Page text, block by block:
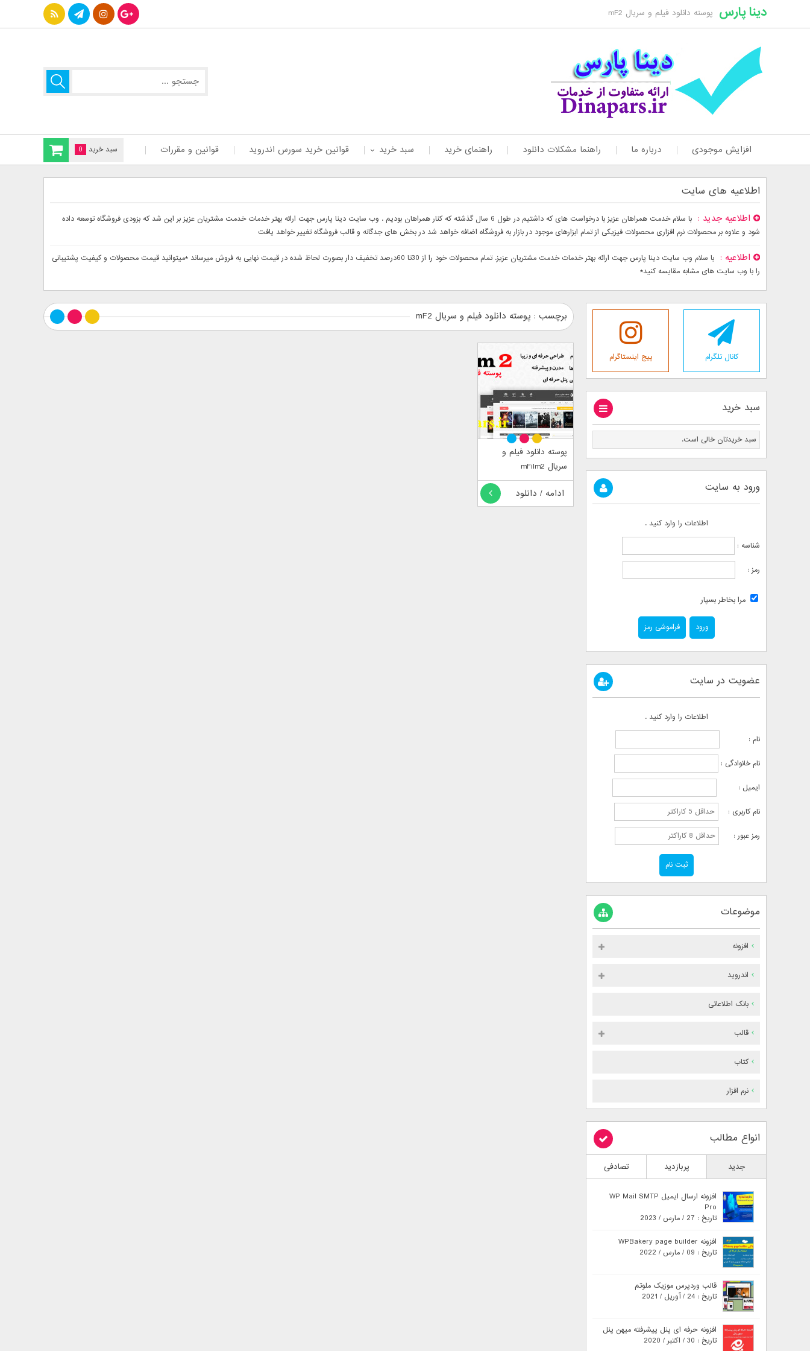
دینا پارس پوسته دانلود فیلم و سریال mF2
سبد خرید 0 افزایش موجودی درباره ما راهنما مشکلات دانلود راهنمای خرید سبد خرید قوانین خرید سورس اندروید قوانین و مقررات
اطلاعیه های سایت
اطلاعیه جدید
با سلام خدمت همراهان عزیز با درخواست های که داشتیم در طول 6 سال گذشته که کنار همراهان بودیم . وب سایت دینا پارس جهت ارائه بهتر خدمات خدمت مشتریان عزیز بر این شد که بزودی فروشگاه توسعه داده
شود و علاوه بر محصولات نرم افزاری محصولات فیزیکی از تمام ابزارهای موجود در بازار به فروشگاه اضافه خواهد شد در بخش های جدگانه و قالب فروشگاه تغییر خواهد یافت
اطلاعیه
با سلام وب سایت دینا پارس جهت ارائه بهتر خدمات خدمت مشتریان عزیز. تمام محصولات خود را از 30تا 60درصد تخفیف دار بصورت لحاظ شده در قیمت نهایی به فروش میرساند *میتوانید قیمت محصولات و کیفیت پشتیبانی
را با وب سایت های مشابه مقایسه کنید*
برچسب : پوسته دانلود فیلم و سریال mF2
پوسته دانلود فیلم و
سریال mFilm2
ادامه / دانلود
کانال تلگرام پیج اینستاگرام
سبد خرید
سبد خریدتان خالی است.
ورود به سایت
اطلاعات را وارد کنید .
شناسه :
رمز :
مرا بخاطر بسپار
فراموشی رمز
عضویت در سایت
اطلاعات را وارد کنید .
نام :
نام خانوادگی :
ایمیل :
نام کاربری :
رمز عبور :
موضوعات
افزونه
اندروید
بانک اطلاعاتی
قالب
کتاب
نرم افزار
انواع مطالب
جدید پربازدید تصادفی
افزونه ارسال ایمیل WP Mail SMTP
Pro
تاریخ : 27 / مارس / 2023
افزونه WPBakery page builder
تاریخ : 09 / مارس / 2022
قالب وردپرس موزیک ملوتم
تاریخ : 24 / آوریل / 2021
افزونه حرفه ای پنل پیشرفته میهن پنل
تاریخ : 30 / اکتبر / 2020